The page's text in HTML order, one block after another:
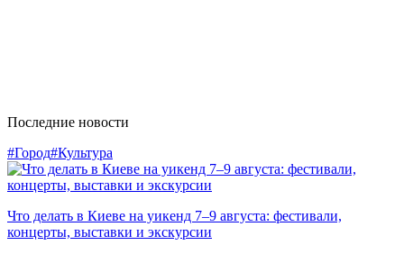
Последние новости
#Город#Культура
Что делать в Киеве на уикенд 7–9 августа: фестивали,
концерты, выставки и экскурсии